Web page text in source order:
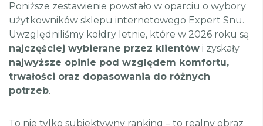
Poniższe zestawienie powstało w oparciu o wybory
użytkowników sklepu internetowego Expert Snu.
Uwzględniliśmy kołdry letnie, które w 2026 roku są
najczęściej wybierane przez klientów i zyskały
najwyższe opinie pod względem komfortu,
trwałości oraz dopasowania do różnych
potrzeb.
To nie tylko subiektywny ranking – to realny obraz